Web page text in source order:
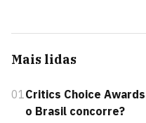
Mais lidas
01Critics Choice
o Brasil concorre?